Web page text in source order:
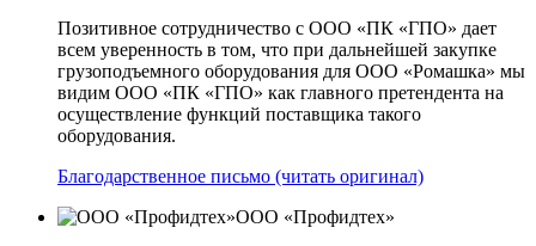
Позитивное сотрудничество с ООО «ПК «ГПО» дает
всем уверенность в том, что при дальнейшей закупке
грузоподъемного оборудования для ООО «Ромашка» мы
видим ООО «ПК «ГПО» как главного претендента на
осуществление функций поставщика такого
оборудования.
Благодарственное письмо (читать оригинал)
ООО «Профидтех»